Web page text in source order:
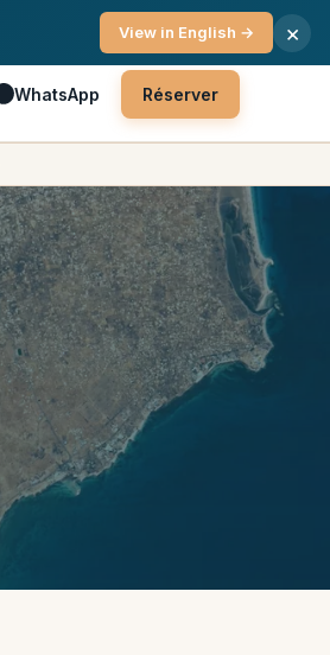
WhatsApp Réserver
View in English → ×